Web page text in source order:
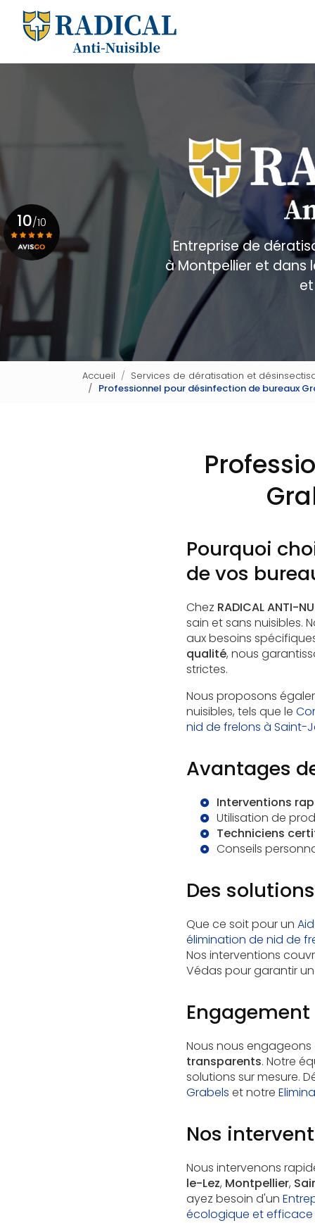
contenu
Entreprise de
à Montpellier et dans
10/10
Voir le certificat
Accueil
Services de dératisation et
Professionnel pour désinfection de bureaux
Pourquoi
de vos
Chez RADICAL ANTI-
sain et sans nuisibles.
aux besoins
qualité, nous
strictes.
Nous proposons
nuisibles, tels que le
nid de frelons à
Avantages
Interventions
Utilisation de
Techniciens
Conseils
Des
Que ce soit pour un
élimination de nid de
Nos interventions
Védas pour garantir
Nous nous
transparents. Notre
solutions sur mesure.
Grabels et notre
Nos
Nous intervenons
le-Lez, Montpellier,
ayez besoin d'un
écologique et efficace